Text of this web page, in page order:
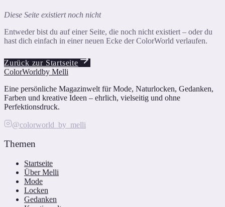
Diese Seite existiert noch nicht
Entweder bist du auf einer Seite, die noch nicht existiert – oder du
hast dich einfach in einer neuen Ecke der ColorWorld verlaufen.
Zurück zur Startseite
ColorWorldby Melli
Eine persönliche Magazinwelt für Mode, Naturlocken, Gedanken,
Farben und kreative Ideen – ehrlich, vielseitig und ohne
Perfektionsdruck.
@colorworld_by_melli
Themen
Startseite
Über Melli
Mode
Locken
Gedanken